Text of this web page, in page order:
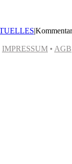
|
IMPRESSUM • AGB